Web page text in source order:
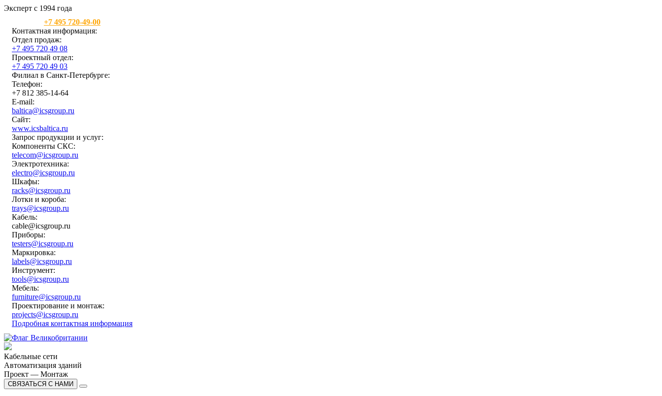
Эксперт с 1994 года
+7 495 720-49-00
Контактная информация:
Отдел продаж:
+7 495 720 49 08
Проектный отдел:
+7 495 720 49 03
Филиал в Санкт-Петербурге:
Телефон:
+7 812 385-14-64
E-mail:
baltica@icsgroup.ru
Сайт:
www.icsbaltica.ru
Запрос продукции и услуг:
Компоненты СКС:
telecom@icsgroup.ru
Электротехника:
electro@icsgroup.ru
Шкафы:
racks@icsgroup.ru
Лотки и короба:
trays@icsgroup.ru
Кабель:
cable@icsgroup.ru
Приборы:
testers@icsgroup.ru
Маркировка:
labels@icsgroup.ru
Инструмент:
tools@icsgroup.ru
Мебель:
furniture@icsgroup.ru
Проектирование и монтаж:
projects@icsgroup.ru
Подробная контактная информация
Кабельные сети
Автоматизация зданий
Проект — Монтаж
СВЯЗАТЬСЯ С НАМИ